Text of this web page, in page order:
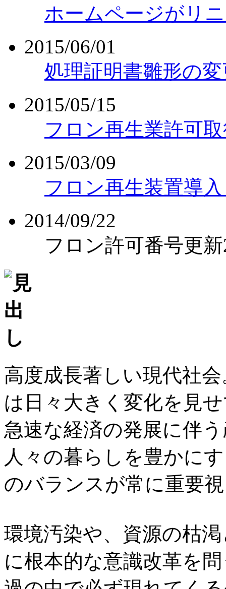
ホームページがリ
2015/06/01
処理証明書雛形の
2015/05/15
フロン再生業許可
2015/03/09
フロン再生装置導
2014/09/22
フロン許可番号更新
高度成長著しい現代社
は日々大きく変化を見
急速な経済の発展に伴
人々の暮らしを豊かに
のバランスが常に重要
環境汚染や、資源の枯
に根本的な意識改革を